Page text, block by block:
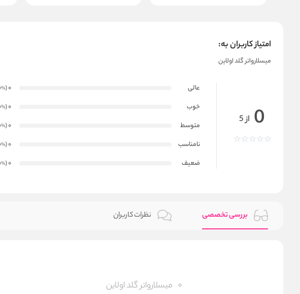
امتیاز کاربران به:
میسلارواتر گلد اولاین
0 از 5
عالی 0
(0
%
خوب
0
(0
%
متوسط
0
(0
%
نامناسب
0
(0
%
ضعیف
0
(0
%
بررسی تخصصی نظرات کاربران
میسلارواتر گلد اولاین